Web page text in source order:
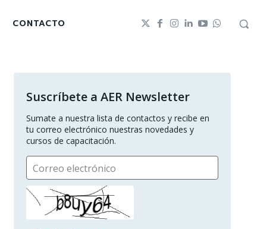
CONTACTO
Suscríbete a AER Newsletter
Sumate a nuestra lista de contactos y recibe en
tu correo electrónico nuestras novedades y
cursos de capacitación.
Correo electrónico